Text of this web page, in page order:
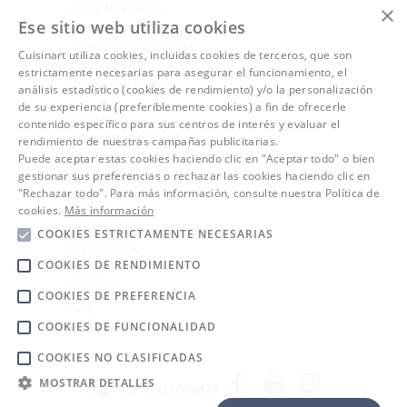
CONDICIONES GENERALES
POLÍTICA DE PRIVACIDAD
AVISO LEGAL
POLÍTICA DE COOKIES
RECETAS
ATENCIÓN AL CLIENTE
ENTREGAS
DEVOLUCIONES
FAQ
OUTDOORS
COCCIÓN
DESAYUNO
ACCESORIOS
(+34) 911800479
×
Ese sitio web utiliza cookies
Cuisinart utiliza cookies, incluidas cookies de terceros, que son
estrictamente necesarias para asegurar el funcionamiento, el
análisis estadístico (cookies de rendimiento) y/o la personalización
de su experiencia (preferiblemente cookies) a fin de ofrecerle
contenido específico para sus centros de interés y evaluar el
rendimiento de nuestras campañas publicitarias.
Puede aceptar estas cookies haciendo clic en "Aceptar todo" o bien
gestionar sus preferencias o rechazar las cookies haciendo clic en
"Rechazar todo". Para más información, consulte nuestra Política de
cookies. Más información
COOKIES ESTRICTAMENTE NECESARIAS
COOKIES DE RENDIMIENTO
COOKIES DE PREFERENCIA
COOKIES DE FUNCIONALIDAD
COOKIES NO CLASIFICADAS
MOSTRAR DETALLES